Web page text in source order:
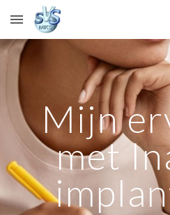
Skip to main content
Mijn
met